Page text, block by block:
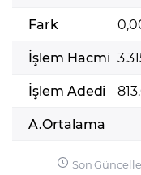
Fark
İşlem Hacmi
İşlem Adedi
A.Ortalama
Son